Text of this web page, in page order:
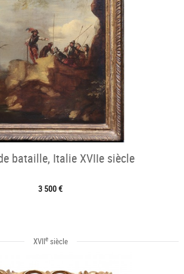
bataille, Italie XVIIe siècle
3 500 €
XVIIesiècle